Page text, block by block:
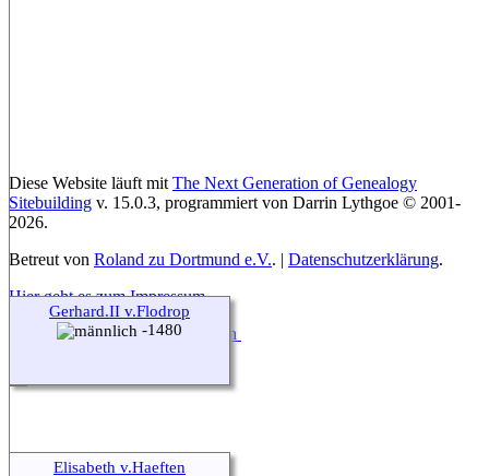
Gerhard.II v.Flodrop
-1480
Elisabeth v.Haeften
Diese Website läuft mit The Next Generation of Genealogy
Sitebuilding v. 15.0.3, programmiert von Darrin Lythgoe © 2001-
2026.
Betreut von Roland zu Dortmund e.V.. | Datenschutzerklärung.
Hier geht es zum Impressum
Zur Desktop-Webseite wechseln